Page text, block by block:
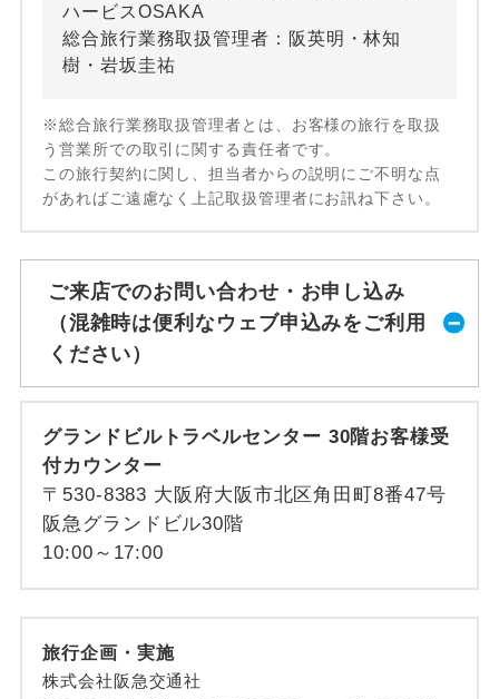
ハービスOSAKA
総合旅行業務取扱管理者：阪英明・林知
樹・岩坂圭祐
※総合旅行業務取扱管理者とは、お客様の旅行を取扱
う営業所での取引に関する責任者です。
この旅行契約に関し、担当者からの説明にご不明な点
があればご遠慮なく上記取扱管理者にお訊ね下さい。
ご来店でのお問い合わせ・お申し込み
（混雑時は便利なウェブ申込みをご利用
ください）
グランドビルトラベルセンター 30階お客様受
付カウンター
〒530-8383 大阪府大阪市北区角田町8番47号
阪急グランドビル30階
10:00～17:00
旅行企画・実施
株式会社阪急交通社